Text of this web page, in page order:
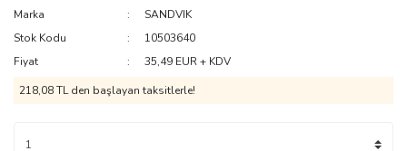
Marka
SANDVIK
Stok Kodu
10503640
Fiyat
35,49 EUR + KDV
218,08 TL den başlayan taksitlerle!